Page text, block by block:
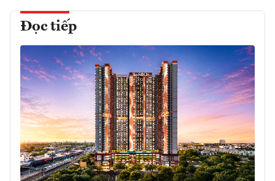
Đọc tiếp